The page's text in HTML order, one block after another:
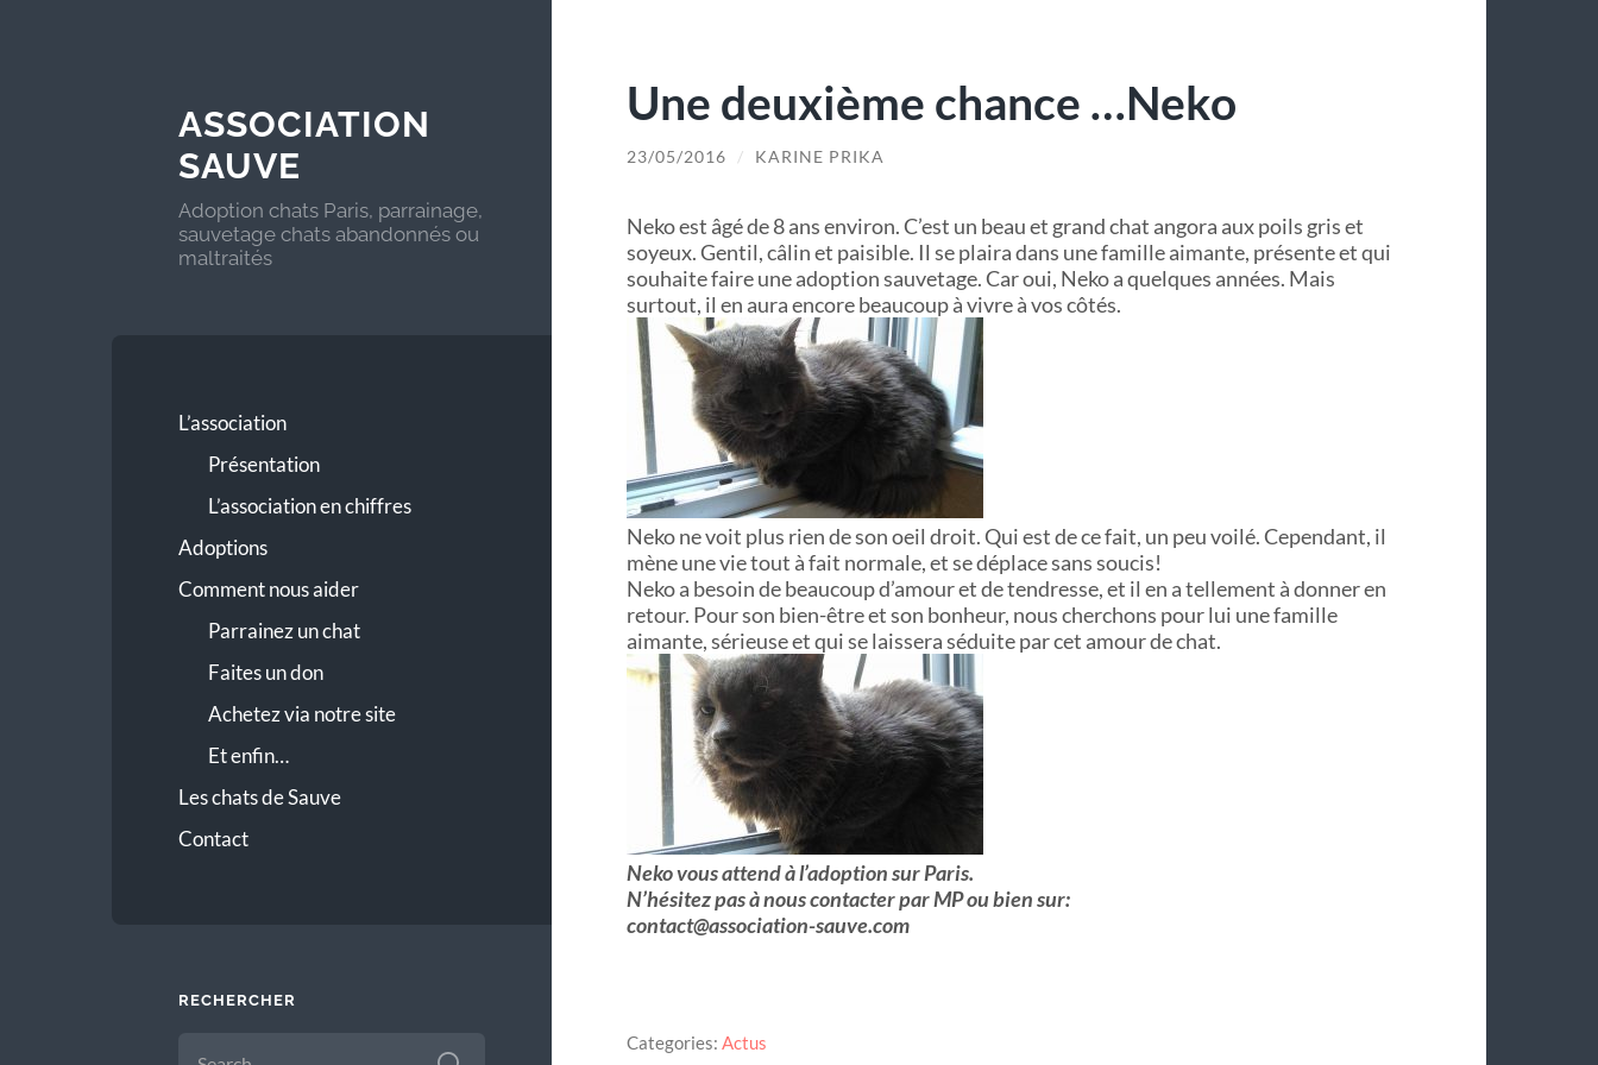
ASSOCIATION
SAUVE
Adoption chats Paris, parrainage,
sauvetage chats abandonnés ou
maltraités
L’association
Présentation
L’association en chiffres
Adoptions
Comment nous aider
Parrainez un chat
Faites un don
Achetez via notre site
Et enfin…
Les chats de Sauve
Contact
RECHERCHER
FOR:
Une deuxième chance …Neko
23/05/2016 / KARINE PRIKA
Neko est âgé de 8 ans environ. C’est un beau et grand chat angora aux poils gris et
soyeux. Gentil, câlin et paisible. Il se plaira dans une famille aimante, présente et qui
souhaite faire une adoption sauvetage. Car oui, Neko a quelques années. Mais
surtout, il en aura encore beaucoup à vivre à vos côtés.
Neko ne voit plus rien de son oeil droit. Qui est de ce fait, un peu voilé. Cependant, il
mène une vie tout à fait normale, et se déplace sans soucis!
Neko a besoin de beaucoup d’amour et de tendresse, et il en a tellement à donner en
retour. Pour son bien-être et son bonheur, nous cherchons pour lui une famille
aimante, sérieuse et qui se laissera séduite par cet amour de chat.
Neko vous attend à l’adoption sur Paris.
N’hésitez pas à nous contacter par MP ou bien sur:
contact@association-sauve.com
Categories: Actus